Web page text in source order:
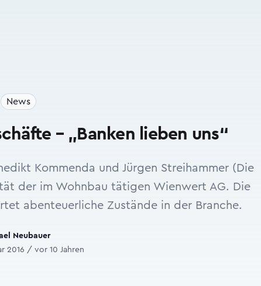
News
– „Banken lieben uns“
Kommenda und Jürgen Streihammer (Die
der im Wohnbau tätigen Wienwert AG. Die
abenteuerliche Zustände in der Branche.
Neubauer
2016 / vor 10 Jahren